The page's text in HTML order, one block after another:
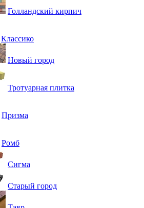
Голландский кирпич
Классико
Новый город
Тротуарная плитка
Призма
Ромб
Сигма
Старый город